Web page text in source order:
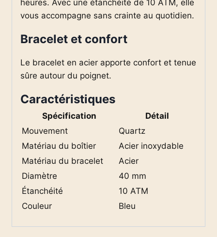
heures. Avec une étanchéité de 10 ATM, elle
vous accompagne sans crainte au quotidien.
Bracelet et confort
Le bracelet en acier apporte confort et tenue
sûre autour du poignet.
Caractéristiques
Spécification
Détail
Mouvement
Quartz
Matériau du boîtier
Acier inoxydable
Matériau du bracelet
Acier
Diamètre
40 mm
Étanchéité
10 ATM
Couleur
Bleu